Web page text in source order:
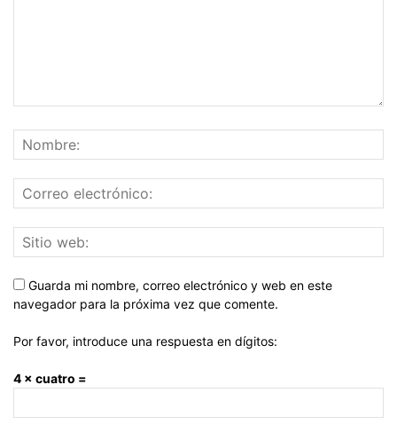
Guarda mi nombre, correo electrónico y web en este
navegador para la próxima vez que comente.
Por favor, introduce una respuesta en dígitos:
4 × cuatro =